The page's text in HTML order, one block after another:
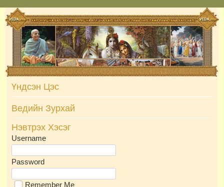
Skip
to
content
Үндсэн Цэс
Ведийн Зурхай
Нэвтрэх Хэсэг
Username
Password
Remember Me